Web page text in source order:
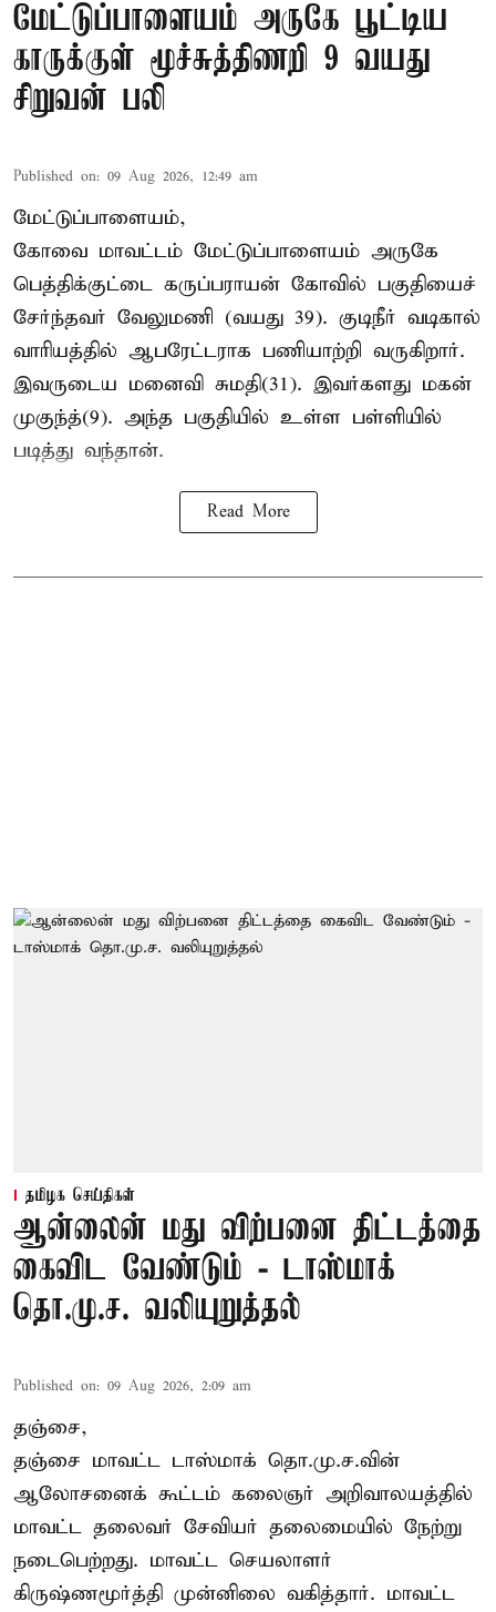
மேட்டுப்பாளையம் அருகே பூட்டிய
காருக்குள் மூச்சுத்திணறி 9 வயது
சிறுவன் பலி
Published on: 09 Aug 2026, 12:49 am
மேட்டுப்பாளையம்,
கோவை மாவட்டம் மேட்டுப்பாளையம் அருகே
பெத்திக்குட்டை கருப்பராயன் கோவில் பகுதியைச்
சேர்ந்தவர் வேலுமணி (வயது 39). குடிநீர் வடிகால்
வாரியத்தில் ஆபரேட்டராக பணியாற்றி வருகிறார்.
இவருடைய மனைவி சுமதி(31). இவர்களது மகன்
முகுந்த்(9). அந்த பகுதியில் உள்ள பள்ளியில்
படித்து வந்தான்.
Read More
தமிழக செய்திகள்
ஆன்லைன் மது விற்பனை திட்டத்தை
கைவிட வேண்டும் - டாஸ்மாக்
தொ.மு.ச. வலியுறுத்தல்
Published on: 09 Aug 2026, 2:09 am
தஞ்சை,
தஞ்சை மாவட்ட டாஸ்மாக் தொ.மு.ச.வின்
ஆலோசனைக் கூட்டம் கலைஞர் அறிவாலயத்தில்
மாவட்ட தலைவர் சேவியர் தலைமையில் நேற்று
நடைபெற்றது. மாவட்ட செயலாளர்
கிருஷ்ணமூர்த்தி முன்னிலை வகித்தார். மாவட்ட